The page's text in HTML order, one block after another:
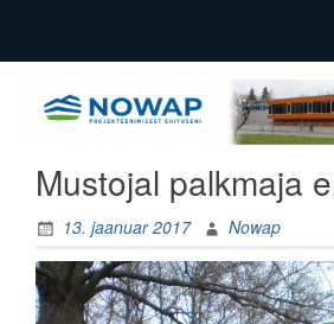
Nowap
üldehitus,
tootmishoonete
Mustojal palkmaja
13. jaanuar 2017 Nowap